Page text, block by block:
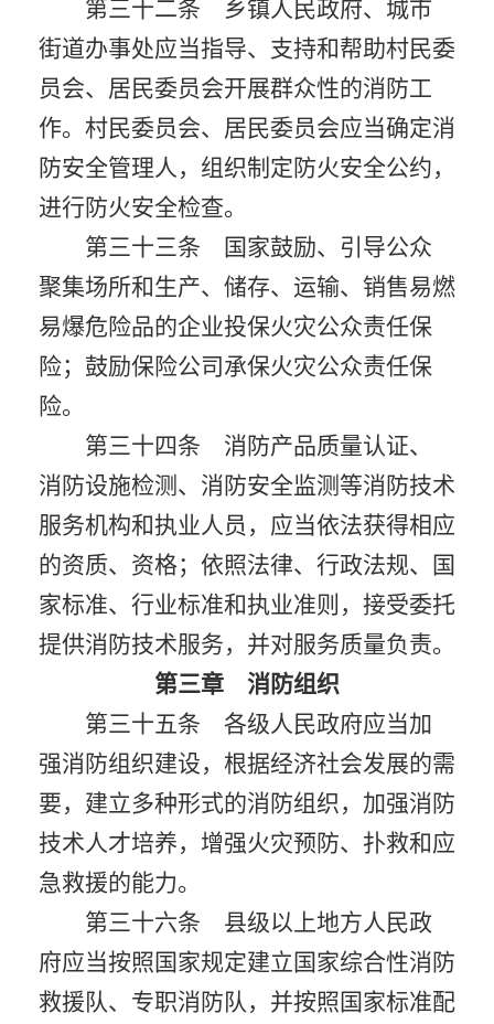
第三十二条 乡镇人民政府、城市
街道办事处应当指导、支持和帮助村民委
员会、居民委员会开展群众性的消防工
作。村民委员会、居民委员会应当确定消
防安全管理人，组织制定防火安全公约，
进行防火安全检查。
第三十三条 国家鼓励、引导公众
聚集场所和生产、储存、运输、销售易燃
易爆危险品的企业投保火灾公众责任保
险；鼓励保险公司承保火灾公众责任保
险。
第三十四条 消防产品质量认证、
消防设施检测、消防安全监测等消防技术
服务机构和执业人员，应当依法获得相应
的资质、资格；依照法律、行政法规、国
家标准、行业标准和执业准则，接受委托
提供消防技术服务，并对服务质量负责。
第三章 消防组织
第三十五条 各级人民政府应当加
强消防组织建设，根据经济社会发展的需
要，建立多种形式的消防组织，加强消防
技术人才培养，增强火灾预防、扑救和应
急救援的能力。
第三十六条 县级以上地方人民政
府应当按照国家规定建立国家综合性消防
救援队、专职消防队，并按照国家标准配